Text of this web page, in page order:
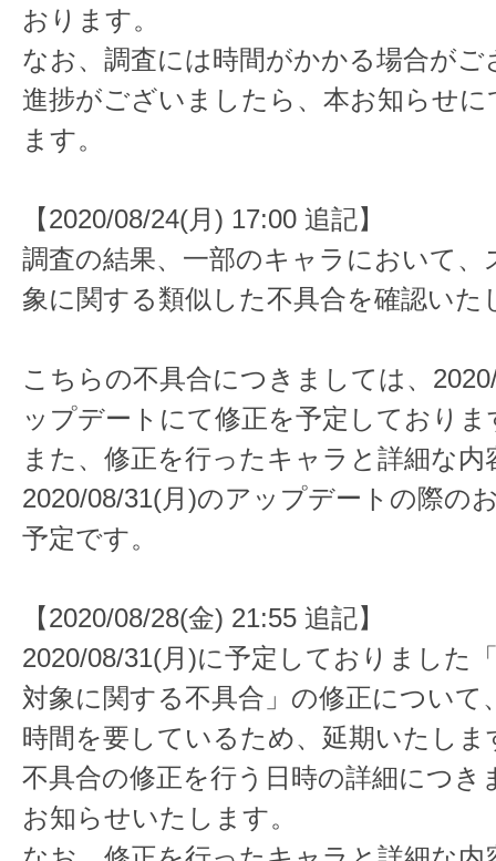
おります。
なお、調査には時間がかかる場合がご
進捗がございましたら、本お知らせ
ます。
【2020/08/24(月) 17:00 追記】
調査の結果、一部のキャラにおいて、
象に関する類似した不具合を確認いた
こちらの不具合につきましては、
ップデートにて修正を予定しておりま
また、修正を行ったキャラと詳細な内
2020/08/31(月)のアップデートの際の
予定です。
【2020/08/28(金) 21:55 追記】
2020/08/31(月)に予定しておりました
対象に関する不具合」の修正について
時間を要しているため、延期いたしま
不具合の修正を行う日時の詳細につき
お知らせいたします。